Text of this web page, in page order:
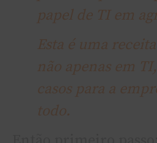
papel de TI em
Esta é uma
não apenas em
casos para a
todo.